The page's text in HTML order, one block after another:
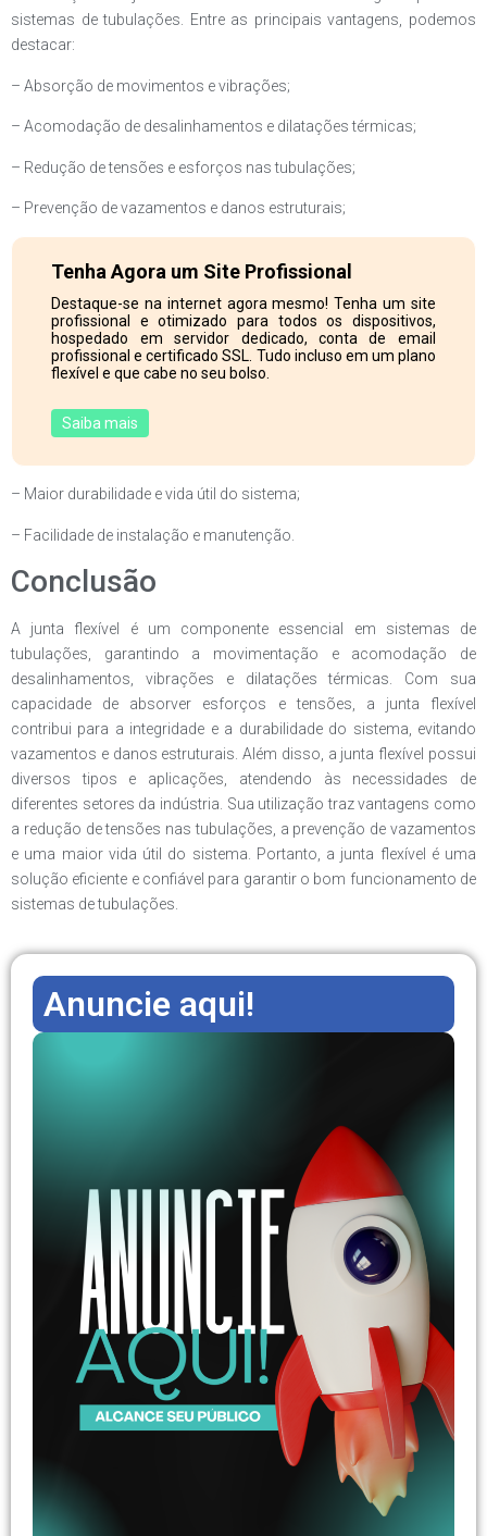
sistemas de tubulações. Entre as principais vantagens, podemos
destacar:
– Absorção de movimentos e vibrações;
– Acomodação de desalinhamentos e dilatações térmicas;
– Redução de tensões e esforços nas tubulações;
– Prevenção de vazamentos e danos estruturais;
Tenha Agora um Site Profissional
Destaque-se na internet agora mesmo! Tenha um site
profissional e otimizado para todos os dispositivos,
hospedado em servidor dedicado, conta de email
profissional e certificado SSL. Tudo incluso em um plano
flexível e que cabe no seu bolso.
Saiba mais
– Maior durabilidade e vida útil do sistema;
– Facilidade de instalação e manutenção.
Conclusão
A junta flexível é um componente essencial em sistemas de
tubulações, garantindo a movimentação e acomodação de
desalinhamentos, vibrações e dilatações térmicas. Com sua
capacidade de absorver esforços e tensões, a junta flexível
contribui para a integridade e a durabilidade do sistema, evitando
vazamentos e danos estruturais. Além disso, a junta flexível possui
diversos tipos e aplicações, atendendo às necessidades de
diferentes setores da indústria. Sua utilização traz vantagens como
a redução de tensões nas tubulações, a prevenção de vazamentos
e uma maior vida útil do sistema. Portanto, a junta flexível é uma
solução eficiente e confiável para garantir o bom funcionamento de
sistemas de tubulações.
Anuncie aqui!